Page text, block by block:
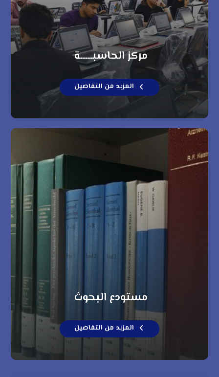
مركز الحاسبـــــة
المزيد من التفاصيل
مستودع البحوث
المزيد من التفاصيل